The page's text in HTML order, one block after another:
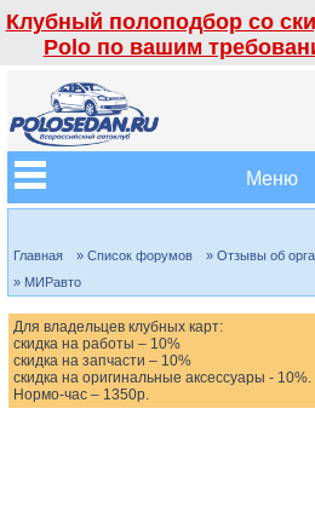
Клубный полоподбор со
Polo по вашим
Меню
Главная » Список форумов » Отзывы об
» МИРавто
Для владельцев клубных карт:
скидка на работы – 10%
скидка на запчасти – 10%
скидка на оригинальные аксессуары - 10%.
Нормо-час – 1350р.